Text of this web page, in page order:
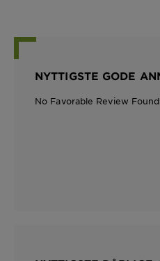
NYTTIGSTE GODE
No Favorable Review Found